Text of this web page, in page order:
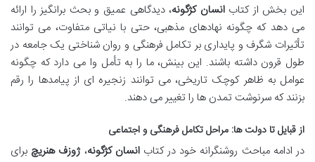
این بخش از کتابانسان کژگونه، دیدگاهی عمیق و بحث برانگیز را ارائه
می دهد که چگونه نهادهای مذهبی، حتی با نیاتی متفاوت، می توانند
تأثیرات شگرف و پایداری بر تکامل فرهنگی و روان شناختی یک جامعه در
طول قرون داشته باشند. این بینش، ما را به تأمل وا می دارد که چگونه
عوامل به ظاهر کوچک تاریخی، می توانند زنجیره ای از پیامدها را رقم
بزنند که سرنوشت تمدن ها را تغییر می دهند.
از قبایل تا دولت ها: مراحل تکامل فرهنگی و اجتماعی
در ادامه مباحث روشنگرانه خود در کتابانسان کژگونه،ژوزف هنریچ برای